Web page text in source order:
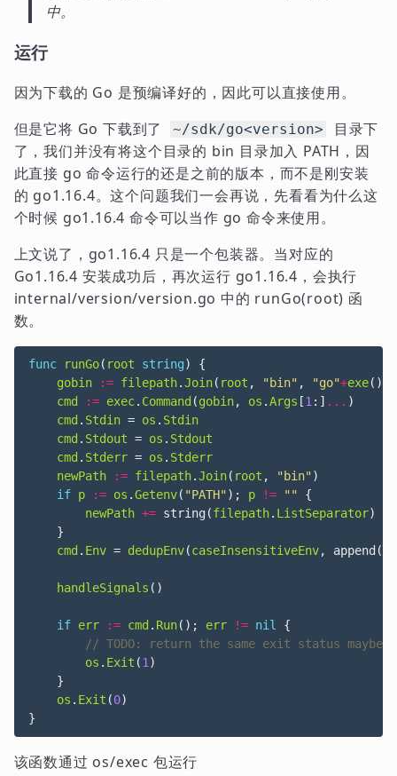
中。
运行
因为下载的 Go 是预编译好的，因此可以直接使用。
但是它将 Go 下载到了
~/sdk/go<version>
目录下
了，我们并没有将这个目录的 bin 目录加入 PATH，因
此直接 go 命令运行的还是之前的版本，而不是刚安装
的 go1.16.4。这个问题我们一会再说，先看看为什么这
个时候 go1.16.4 命令可以当作 go 命令来使用。
上文说了，go1.16.4 只是一个包装器。当对应的
Go1.16.4 安装成功后，再次运行 go1.16.4，会执行
internal/version/version.go 中的 runGo(root) 函
数。
func runGo( root string)
{
gobin
:= filepath.Join( root , "bin" , "go"+exe())
cmd
:= exec. Command (gobin, os .Args [1:] ... )
cmd . Stdin = os . Stdin
cmd . Stdout = os . Stdout
cmd . Stderr = os . Stderr
newPath
:= filepath.Join( root , "bin" )
if p := os .Getenv( "PATH" ); p != ""
{
newPath += string(filepath. ListSeparator)
}
cmd . Env = dedupEnv(caseInsensitiveEnv, append (
handleSignals ()
if err := cmd . Run(); err != nil
{
os . Exit (1)
}
os . Exit (0)
}
该函数通过 os/exec 包运行